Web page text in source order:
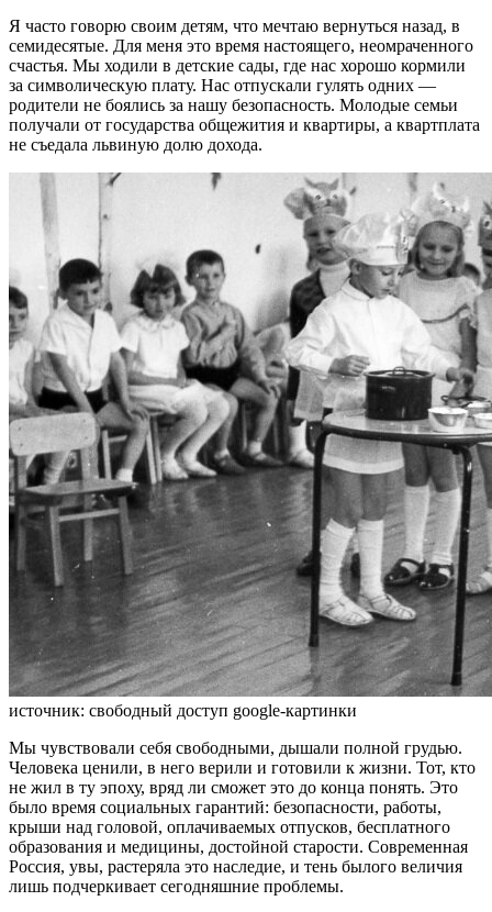
Я часто говорю своим детям, что мечтаю вернуться назад, в
семидесятые. Для меня это время настоящего, неомраченного
счастья. Мы ходили в детские сады, где нас хорошо кормили
за символическую плату. Нас отпускали гулять одних —
родители не боялись за нашу безопасность. Молодые семьи
получали от государства общежития и квартиры, а квартплата
не съедала львиную долю дохода.
источник: свободный доступ google-картинки
Мы чувствовали себя свободными, дышали полной грудью.
Человека ценили, в него верили и готовили к жизни. Тот, кто
не жил в ту эпоху, вряд ли сможет это до конца понять. Это
было время социальных гарантий: безопасности, работы,
крыши над головой, оплачиваемых отпусков, бесплатного
образования и медицины, достойной старости. Современная
Россия, увы, растеряла это наследие, и тень былого величия
лишь подчеркивает сегодняшние проблемы.